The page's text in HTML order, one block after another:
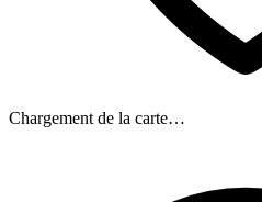
Chargement de la carte…